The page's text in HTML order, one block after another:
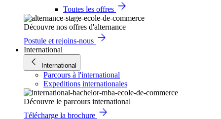
Toutes les offres
Découvre nos offres d'alternance
Postule et rejoins-nous
International
International
Parcours à l'international
Expeditions internationales
Découvre le parcours international
Télécharge la brochure